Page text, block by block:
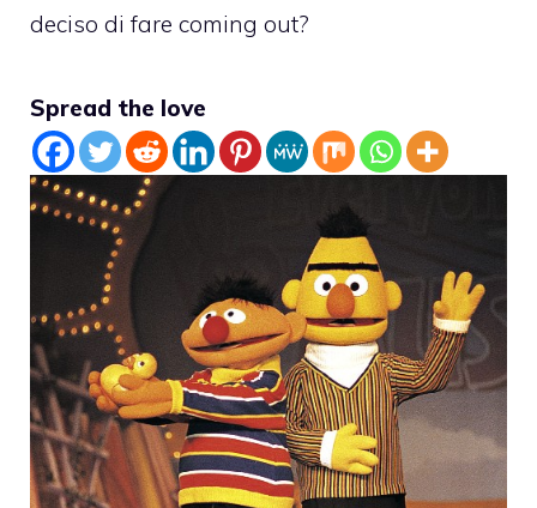
deciso di fare coming out?
Spread the love